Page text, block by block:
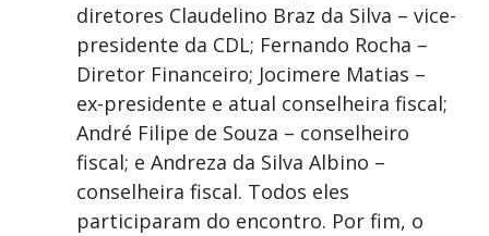
diretores Claudelino Braz da Silva – vice-
presidente da CDL; Fernando Rocha –
Diretor Financeiro; Jocimere Matias –
ex-presidente e atual conselheira fiscal;
André Filipe de Souza – conselheiro
fiscal; e Andreza da Silva Albino –
conselheira fiscal. Todos eles
participaram do encontro. Por fim, o